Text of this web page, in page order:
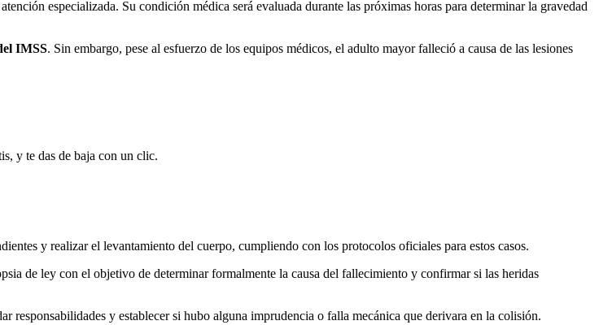
especializada. Su condición médica será evaluada durante las próximas horas para determinar la gravedad
IMSS. Sin embargo, pese al esfuerzo de los equipos médicos, el adulto mayor falleció a causa de las lesiones
y te das de baja con un clic.
y realizar el levantamiento del cuerpo, cumpliendo con los protocolos oficiales para estos casos.
de ley con el objetivo de determinar formalmente la causa del fallecimiento y confirmar si las heridas
y establecer si hubo alguna imprudencia o falla mecánica que derivara en la colisión.